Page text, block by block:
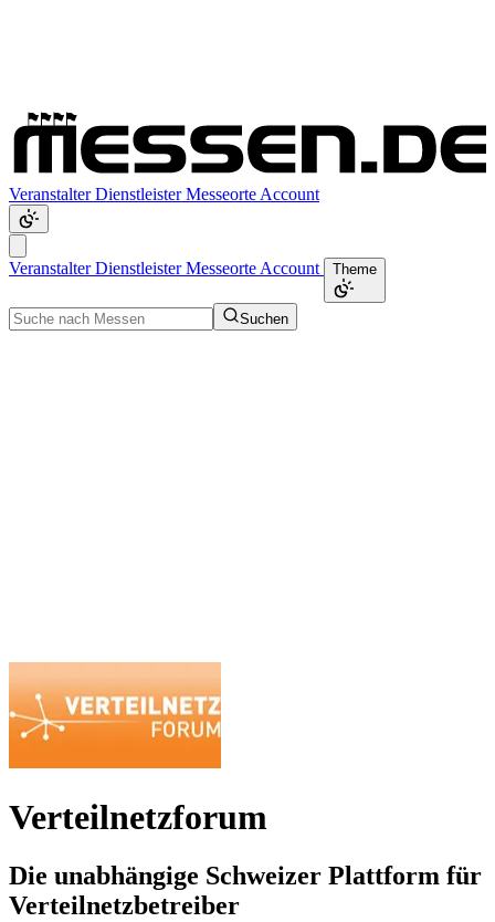
VeranstalterDienstleisterMesseorte Account
VeranstalterDienstleisterMesseorte Account Theme
Suchen
Verteilnetzforum
Die unabhängige Schweizer Plattform für
Verteilnetzbetreiber